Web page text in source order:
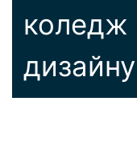
коледж